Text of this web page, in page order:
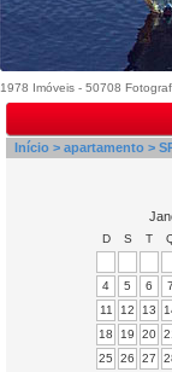
1978 Imóveis - 50708
Início > apartamento >
D S T
4
5 6 7
11
12 13
18
19 20
25
26 27